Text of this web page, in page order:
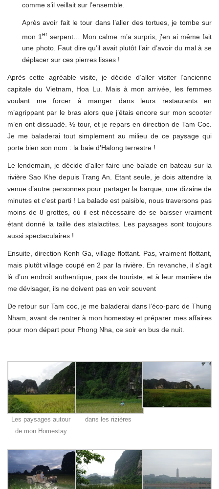
comme s’il veillait sur l’ensemble.
Après avoir fait le tour dans l’aller des tortues, je tombe sur
mon 1er serpent… Mon calme m’a surpris, j’en ai même fait
une photo. Faut dire qu’il avait plutôt l’air d’avoir du mal à se
déplacer sur ces pierres lisses !
Après cette agréable visite, je décide d’aller visiter l’ancienne
capitale du Vietnam, Hoa Lu. Mais à mon arrivée, les femmes
voulant me forcer à manger dans leurs restaurants en
m’agrippant par le bras alors que j’étais encore sur mon scooter
m’en ont dissuadé. ½ tour, et je repars en direction de Tam Coc.
Je me baladerai tout simplement au milieu de ce paysage qui
porte bien son nom : la baie d’Halong terrestre !
Le lendemain, je décide d’aller faire une balade en bateau sur la
rivière Sao Khe depuis Trang An. Etant seule, je dois attendre la
venue d’autre personnes pour partager la barque, une dizaine de
minutes et c’est parti ! La balade est paisible, nous traversons pas
moins de 8 grottes, où il est nécessaire de se baisser vraiment
étant donné la taille des stalactites. Les paysages sont toujours
aussi spectaculaires !
Ensuite, direction Kenh Ga, village flottant. Pas, vraiment flottant,
mais plutôt village coupé en 2 par la rivière. En revanche, il s’agit
là d’un endroit authentique, pas de touriste, et à leur manière de
me dévisager, ils ne doivent pas en voir souvent
De retour sur Tam coc, je me baladerai dans l’éco-parc de Thung
Nham, avant de rentrer à mon homestay et préparer mes affaires
pour mon départ pour Phong Nha, ce soir en bus de nuit.
Les paysages autour
de mon Homestay
dans les rizières